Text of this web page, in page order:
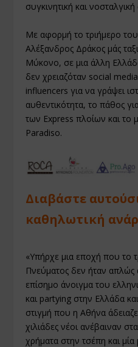
συγκινητική και
Με αφορμή το τριήμερο
Αλέξανδρος Δράκος μάς
Μύκονο, σε μια άλλη
δεν χρειαζόταν social
influencers για να γράψει
αυθεντικότητα, το πάθος
των Express πλοίων και το
Paradiso.
Διαβάστε
καθηλωτική
«Υπήρχε μια εποχή που το
Πνεύματος δεν ήταν απλώς
επίσημο άνοιγμα του
και partying στην Ελλάδα
στιγμή που η Αθήνα
χιλιάδες νέοι ανέβαιναν
χρήματα στην τσέπη και